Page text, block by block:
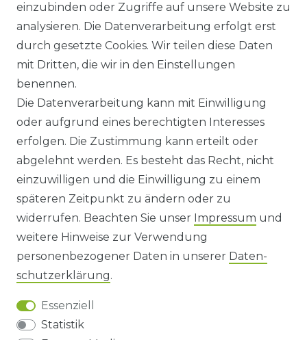
KONTAKT
ANFAHRT
WIDERRUFS­FORMULAR
HINWEISE ZUR BATTERIEENTSORGUNG
IMPRESSUM
AGB UND KUNDENINFORMATIONEN
DATENSCHUTZERKLÄRUNG
BARRIEREFREIHEIT
einzubinden oder Zugriffe auf unsere Website zu
analysieren. Die Datenverarbeitung erfolgt erst
durch gesetzte Cookies. Wir teilen diese Daten
mit Dritten, die wir in den Einstellungen
benennen.
Die Datenverarbeitung kann mit Einwilligung
oder aufgrund eines berechtigten Interesses
erfolgen. Die Zustimmung kann erteilt oder
abgelehnt werden. Es besteht das Recht, nicht
einzuwilligen und die Einwilligung zu einem
späteren Zeitpunkt zu ändern oder zu
widerrufen. Beachten Sie unser Impressum und
weitere Hinweise zur Verwendung
personenbezogener Daten in unserer Daten­
schutz­erklärung.
Essenziell
Statistik